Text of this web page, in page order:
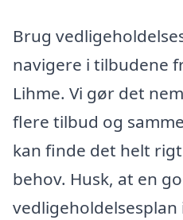
Brug
navigere i tilbudene
Lihme. Vi gør det
flere tilbud og
kan finde det helt
behov. Husk, at en